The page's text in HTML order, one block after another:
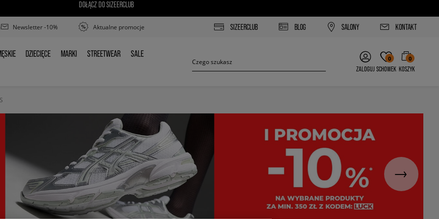
DOŁĄCZ DO SIZEERCLUB
Newsletter -10% Aktualne promocje SIZEERCLUB BLOG SALONY KONTAKT
DZIECIĘCE
DZIECIĘCE MARKI
MARKI STREETWEAR
STREETWEAR SALE
SALE
ZALOGUJ
0
SCHOWEK
0
KOSZYK